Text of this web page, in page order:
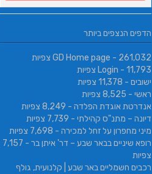
הדפים הנצפים ביותר
GD Home page - 261,032 צפיות
Login - 11,793 צפיות
ישובים - 11,378 צפיות
ראשי - 8,525 צפיות
אנדרטת אוגדת הפלדה - 8,249 צפיות
דיונה – מתנ"ס קהילתי - 7,739 צפיות
מיני מחפרון על זחל למכירה - 7,698 צפיות
רופא שיניים בבאר שבע – דר' איתן בר
- 7,157
צפיות
רכבים חשמליים באר שבע | קלנועית, גולף